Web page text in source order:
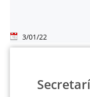
3/01/22